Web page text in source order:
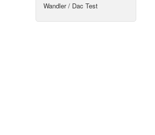
Wandler / Dac Test